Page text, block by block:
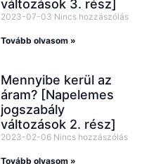
változások 3. rész]
2023-07-03 Nincs hozzászólás
Tovább olvasom »
Mennyibe kerül az
áram? [Napelemes
jogszabály
változások 2. rész]
2023-02-06 Nincs hozzászólás
Tovább olvasom »